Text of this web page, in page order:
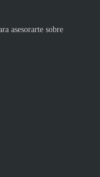
asesorarte sobre